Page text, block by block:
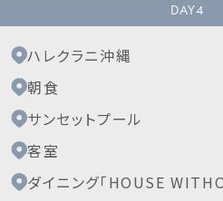
DAY4
ハレクラニ沖縄
朝食
サンセットプール
客室
ダイニング「HOUSE